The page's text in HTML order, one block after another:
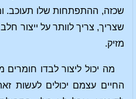
שכזה, ההתפתחות שלו תעוכב.
שצריך, צריך לוותר על ייצור
מזיק.
מה יכול ליצור לבדו
החיים עצמם יכולים לעשות